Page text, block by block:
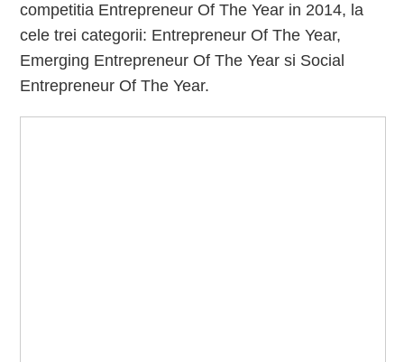
competitia Entrepreneur Of The Year in 2014, la
cele trei categorii: Entrepreneur Of The Year,
Emerging Entrepreneur Of The Year si Social
Entrepreneur Of The Year.